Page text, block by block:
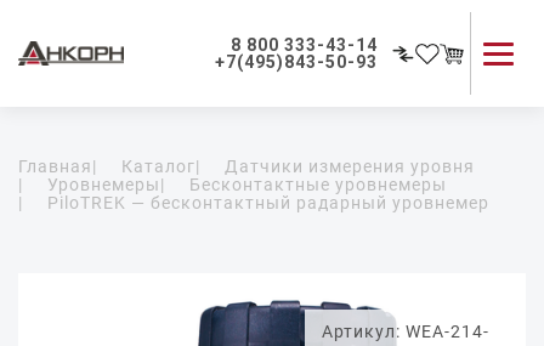
8 800 333-43-14
+7(495)843-50-93
Применение приборов
Как мы работаем
Главная| Каталог|
Датчики измерения уровня
|
Уровнемеры|
Бесконтактные уровнемеры
|
PiloTREK — бесконтактный радарный уровнемер
Артикул: WEA-214-